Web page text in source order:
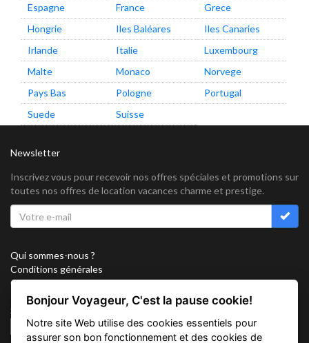
Espagne
France
Grece
Hongrie
Iles Baléares
Iles Canaries
Irlande
Italie
Luxembourg
Malte
Monaco
Norvege
Pays Bas
Pologne
Portugal
Suede
Suisse
Newsletter
Inscrivez vous pour recevoir nos offres spéciales et promotions sur
toutes nos offres de location vacances charme et prestige.
Qui sommes-nous ?
Conditions générales
Confidentialité
Partenariat
Sitemap
Cookies
Bonjour Voyageur, C'est la pause cookie!
Notre site Web utilise des cookies essentiels pour
assurer son bon fonctionnement et des cookies de